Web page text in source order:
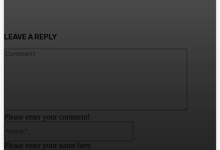
LEAVE A REPLY
Please enter your comment!
Please enter your name here